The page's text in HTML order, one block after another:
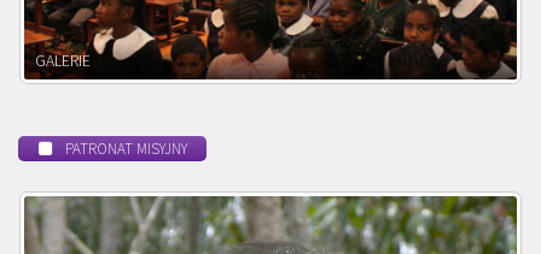
POWOŁANIE MISYJNE
PATRONAT MISYJNY